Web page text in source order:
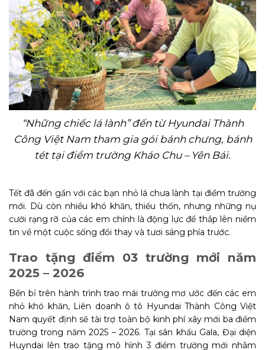
“Những chiếc lá lành” đến từ Hyundai Thành
Công Việt Nam tham gia gói bánh chưng, bánh
téttại điểm trường Kháo Chu – Yên Bái.
Tết đã đến gần với các bạn nhỏ lá chưa lành tại điểm trường
mới. Dù còn nhiều khó khăn, thiếu thốn, nhưng những nụ
cười rạng rỡ của các em chính là động lực để thắp lên niềm
tin về một cuộc sống đổi thay và tươi sáng phía trước.
Trao tặng điểm 03 trường mới năm
2025 – 2026
Bền bỉ trên hành trình trao mái trường mơ ước đến các em
nhỏ khó khăn, Liên doanh ô tô Hyundai Thành Công Việt
Nam quyết định sẽ tài trợ toàn bộ kinh phí xây mới ba điểm
trường trong năm 2025 – 2026. Tại sân khấu Gala, Đại diện
Huyndai lên trao tặng mô hình 3 điểm trường mới nhằm